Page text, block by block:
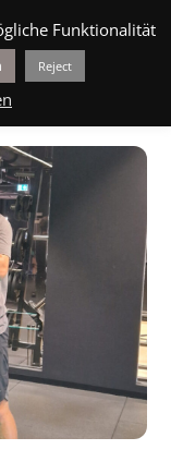
Funktionalität
Reject